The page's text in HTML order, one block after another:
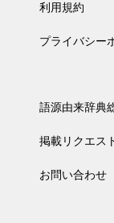
利用規約
プライバシー
語源由来辞典
掲載リクエス
お問い合わせ